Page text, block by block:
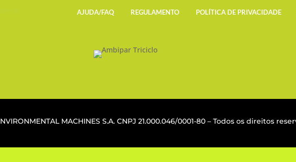
AJUDA/FAQ REGULAMENTO POLÍTICA DE PRIVACIDADE
MACHINES S.A. CNPJ 21.000.046/0001-80– Todos os direitos